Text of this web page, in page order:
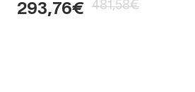
293,76€ 481,58€